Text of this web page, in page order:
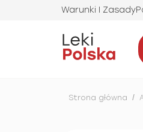
Warunki I Zasady
Strona główna /